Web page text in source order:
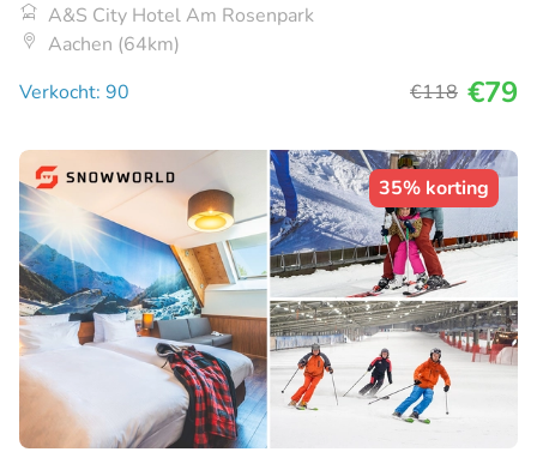
A&S City Hotel Am Rosenpark
Aachen (64km)
Verkocht: 90
€118 €79
35% korting